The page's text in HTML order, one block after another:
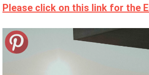
Please click on this link for the